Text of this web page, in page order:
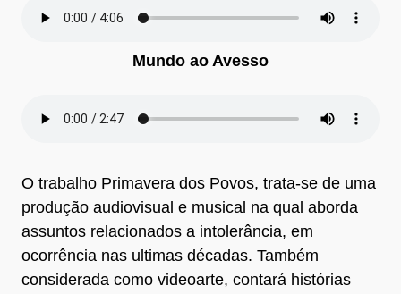
Mundo ao Avesso
O trabalho Primavera dos Povos, trata-se de uma
produção audiovisual e musical na qual aborda
assuntos relacionados a intolerância, em
ocorrência nas ultimas décadas. Também
considerada como videoarte, contará histórias